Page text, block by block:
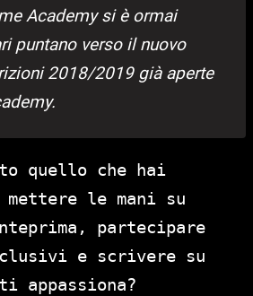
Academy si è ormai
puntano verso il nuovo
2018/2019 già aperte
quello che hai
le mani su
partecipare
e scrivere su
appassiona?